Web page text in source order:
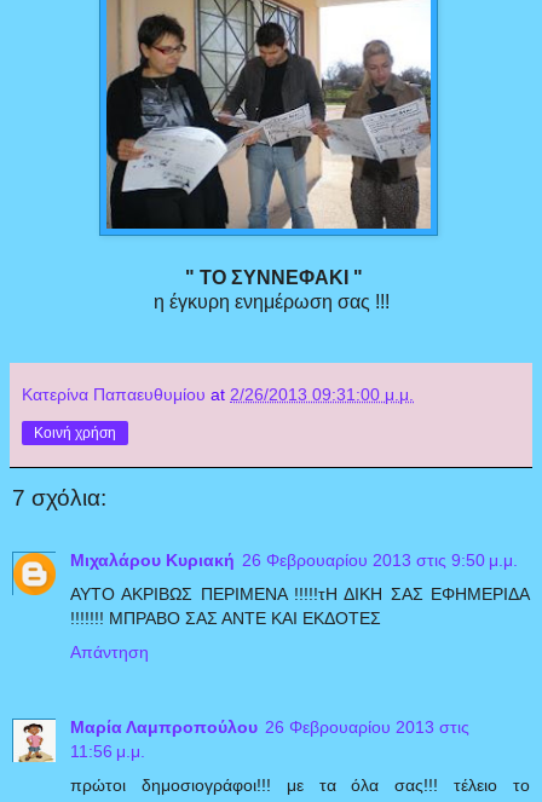
" ΤΟ ΣΥΝΝΕΦΑΚΙ "
η έγκυρη ενημέρωση σας !!!
Κατερίνα Παπαευθυμίου at 2/26/2013 09:31:00 μ.μ.
Κοινή χρήση
7 σχόλια:
Μιχαλάρου Κυριακή 26 Φεβρουαρίου 2013 στις 9:50 μ.μ.
ΑΥΤΟ ΑΚΡΙΒΩΣ ΠΕΡΙΜΕΝΑ !!!!!τΗ ΔΙΚΗ ΣΑΣ ΕΦΗΜΕΡΙΔΑ
!!!!!!! ΜΠΡΑΒΟ ΣΑΣ ΑΝΤΕ ΚΑΙ ΕΚΔΟΤΕΣ
Απάντηση
Μαρία Λαμπροπούλου 26 Φεβρουαρίου 2013 στις
11:56 μ.μ.
πρώτοι δημοσιογράφοι!!! με τα όλα σας!!! τέλειο το